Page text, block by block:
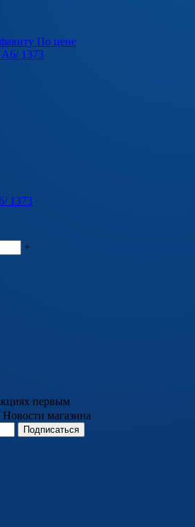
По цене
1373
+
первым
Новости магазина